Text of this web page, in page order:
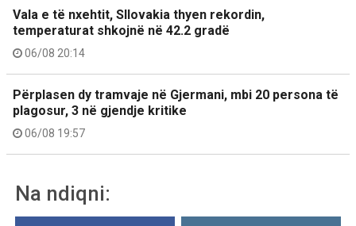
Vala e të nxehtit, Sllovakia thyen rekordin,
temperaturat shkojnë në 42.2 gradë
06/08 20:14
Përplasen dy tramvaje në Gjermani, mbi 20 persona të
plagosur, 3 në gjendje kritike
06/08 19:57
Na ndiqni: